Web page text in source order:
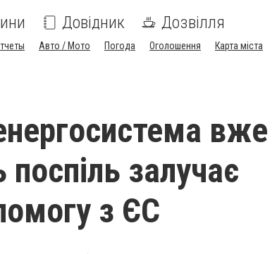
Довідник Дозвілля
Авто / Мото Погода Оголошення Карта міста
вже
залучає
з ЄС